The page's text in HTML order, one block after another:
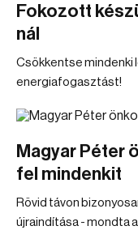
Fokozott
nál
Csökkentse mindenki
energiafogasztást!
Magyar Péter
fel mindenkit
Rövid távon
újraindítása - mondta